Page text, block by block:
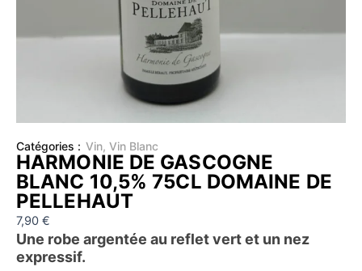
Catégories : Vin, Vin Blanc
HARMONIE DE GASCOGNE
BLANC 10,5% 75CL DOMAINE DE
PELLEHAUT
7,90 €
Une robe argentée au reflet vert et un nez
expressif.